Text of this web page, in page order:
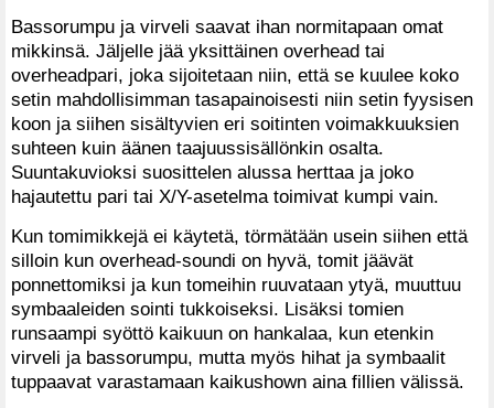
Bassorumpu ja virveli saavat ihan normitapaan omat
mikkinsä. Jäljelle jää yksittäinen overhead tai
overheadpari, joka sijoitetaan niin, että se kuulee koko
setin mahdollisimman tasapainoisesti niin setin fyysisen
koon ja siihen sisältyvien eri soitinten voimakkuuksien
suhteen kuin äänen taajuussisällönkin osalta.
Suuntakuvioksi suosittelen alussa herttaa ja joko
hajautettu pari tai X/Y-asetelma toimivat kumpi vain.
Kun tomimikkejä ei käytetä, törmätään usein siihen että
silloin kun overhead-soundi on hyvä, tomit jäävät
ponnettomiksi ja kun tomeihin ruuvataan ytyä, muuttuu
symbaaleiden sointi tukkoiseksi. Lisäksi tomien
runsaampi syöttö kaikuun on hankalaa, kun etenkin
virveli ja bassorumpu, mutta myös hihat ja symbaalit
tuppaavat varastamaan kaikushown aina fillien välissä.